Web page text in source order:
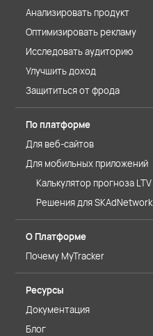
Анализировать продукт
Оптимизировать рекламу
Исследовать аудиторию
Улучшить доход
Защититься от фрода
По платформе
Для веб-сайтов
Для мобильных приложений
Калькулятор прогноза LTV
Решения для SKAdNetwork
О Платформе
Почему MyTracker
Ресурсы
Документация
Блог